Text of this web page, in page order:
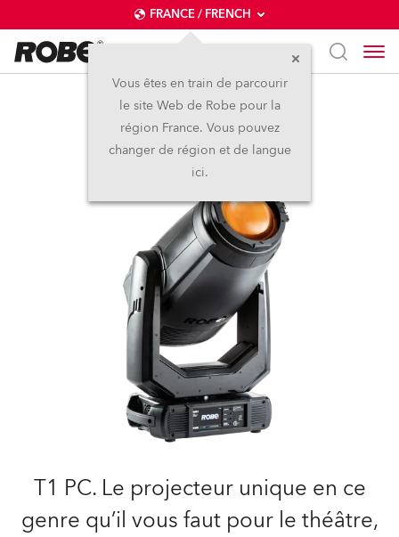
FRANCE / FRENCH
Vous êtes en train de parcourir
le site Web de Robe pour la
région France. Vous pouvez
changer de région et de langue
ici.
T1 PC™
T1 PC. Le projecteur unique en ce
genre qu’il vous faut pour le théâtre,